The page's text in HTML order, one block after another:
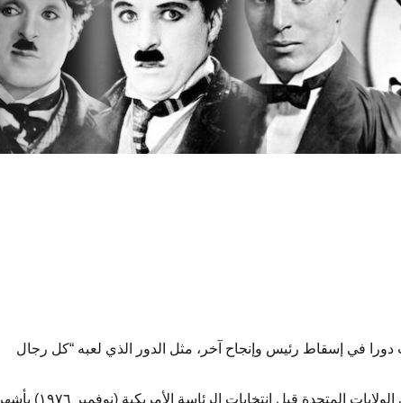
دورا في إسقاط رئيس وإنجاح آخر، مثل الدور الذي لعبه “كل رجال
فالفيلم قد عرض في الولايات المتحدة قبل انتخابات الرئاسة الأمريكية (نوفمبر ١٩٧٦) بأشهر